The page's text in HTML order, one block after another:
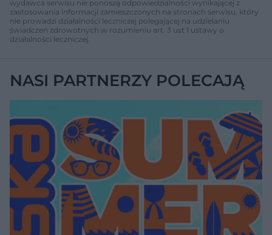
wydawca serwisu nie ponoszą odpowiedzialności wynikającej z
zastosowania informacji zamieszczonych na stronach serwisu, który
nie prowadzi działalności leczniczej polegającej na udzielaniu
świadczeń zdrowotnych w rozumieniu art. 3 ust 1 ustawy o
działalności leczniczej.
NASI PARTNERZY POLECAJĄ